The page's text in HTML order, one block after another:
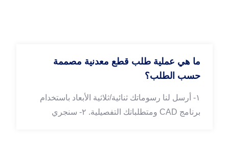
ما هي عملية طلب قطع معدنية مصممة
حسب الطلب؟
١- أرسل لنا رسوماتك ثنائية/ثلاثية الأبعاد باستخدام
برنامج CAD ومتطلباتك التفصيلية. ٢- سنجري